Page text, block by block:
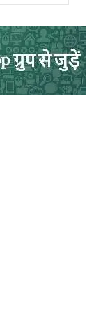
दिशा,
चंद्रशेखर
रास्ते पर
भी कम